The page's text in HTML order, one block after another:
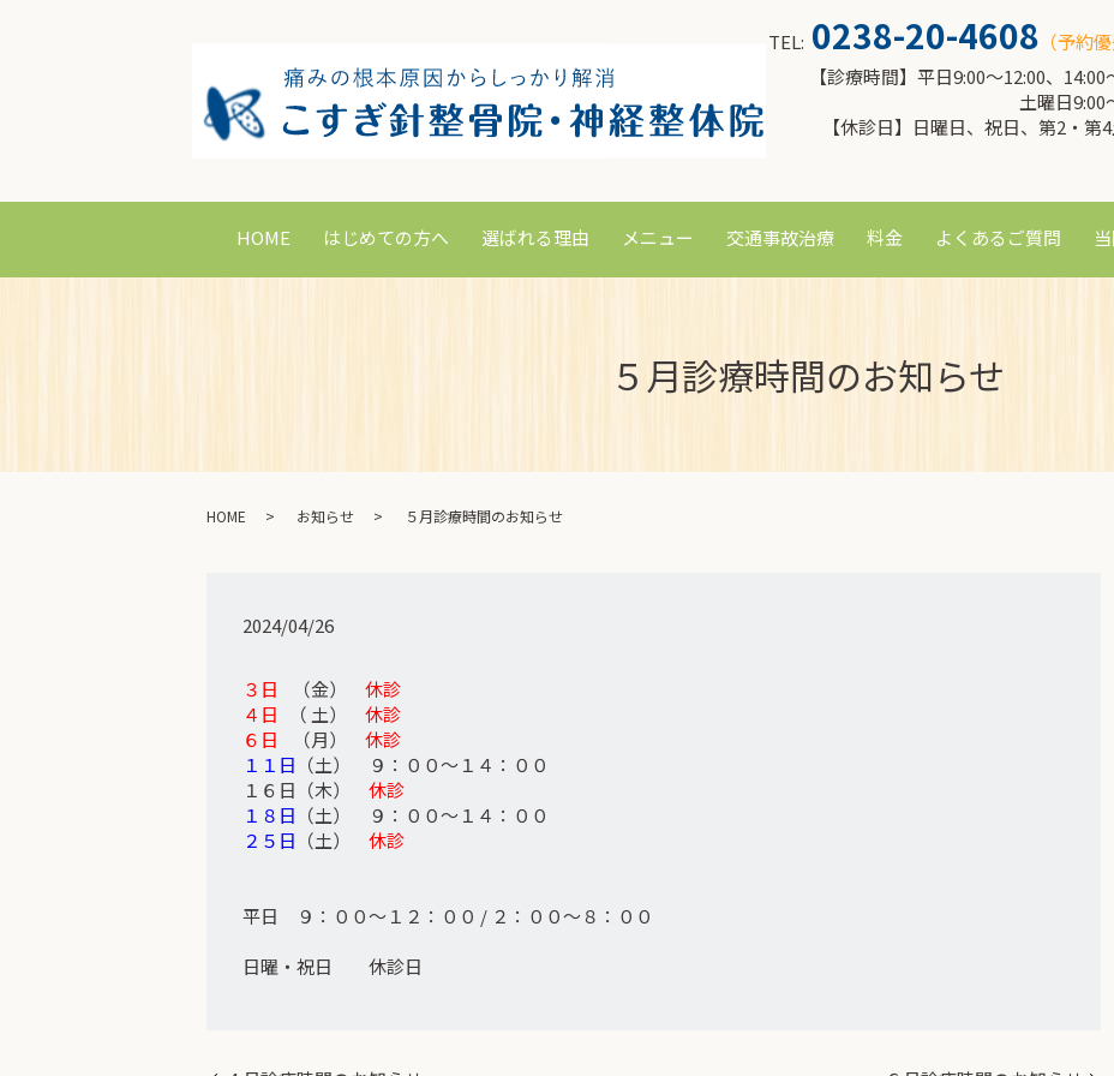
TEL: 0238-20-4608 （予約
【診療時間】平日9:00～12:00、14:00
土曜日9:00
【休診日】日曜日、祝日、第2・第
HOME はじめての方へ 選ばれる理由 メニュー 交通事故治療 料金 よくあるご質問
５月診療時間のお知らせ
HOME お知らせ ５月診療時間のお知らせ
2024/04/26
３日 （金） 休診
４日 （ 土） 休診
６日
（月） 休診
１１日 （土） ９：００～１４：００
１６日（木） 休診
１８日 （土） ９：００～１４：００
２５日 （土） 休診
平日 ９：００～１２：００ / ２：００～８：００
日曜・祝日 休診日